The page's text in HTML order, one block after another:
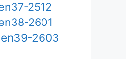
2512
2601
2603